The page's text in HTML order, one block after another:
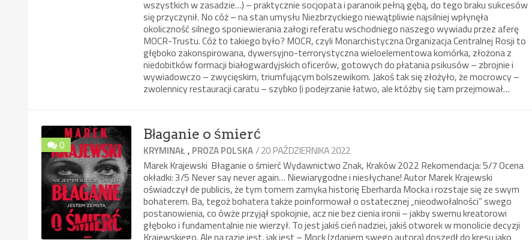
wszystkich w zasadzie…) – praktycznie socjopata i paranoik pełną gębą, do tego braku sukcesów
się przyczynił. No cóż – na stan umysłu Niezbrzyckiego niewątpliwie najsilniej wpłynęła
okoliczność silnego sponiewierania załogi referatu wschodniego naszego wywiadu przez aferę
MOCR-Trustu. Cóż to takiego było? MOCR, czyli Monarchistyczna Organizacja Centralnej Rosji to
głęboko zakonspirowana, dywersyjno-terrorystyczna wieloelementowa komórka, złożona z
niedobitków formacji białogwardyjskich oficerów, gotowych do płatania psikusów – zbrojnie i
wywiadowczo – zwycięskim, triumfującym bolszewikom. Jakoś tak się złożyło, że mocrowcy –
zwolennicy restauracji caratu – szybko (i podejrzanie łatwo, ale któżby się tam przejmował…
0
Błaganie o śmierć
KRYMINAŁ , PROZA POLSKA/ 20 PAŹDZIERNIKA 2022
Marek Krajewski Błaganie o śmierć Wydawnictwo Znak, Kraków 2022 Rekomendacja: 5/7 Ocena
okładki: 3/5 Never say never again… Niewiarygodne i niesłychane! Autor Marek Krajewski
oświadczył de publicis, że tym tomem zamyka historię Eberharda Mocka i rozstaje się ze swym
bohaterem. Ba, tegoż bohatera także poinformował o ostatecznej „nieodwołalności” swego
postanowienia, co ówże przyjął spokojnie, acz nie bez cienia ironii – jakby swemu kreatorowi
głęboko i fundamentalnie nie wierzył. To jest jakiś cień nadziei, jakiś otworek w monolicie decyzji
Krajewskiego. Ale na razie jest, jak jest – Mock (zdaniem swego autora) doszedł do kresu jako